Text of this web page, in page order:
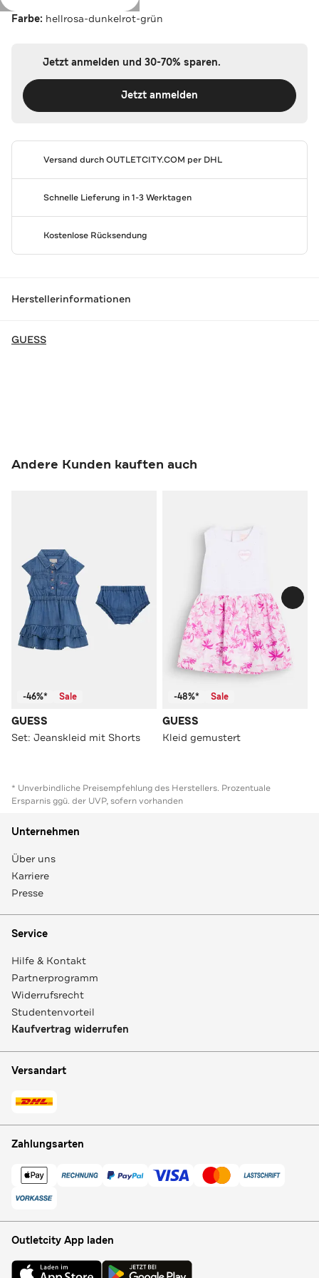
Farbe: hellrosa-dunkelrot-grün
Jetzt anmelden und 30-70% sparen.
Jetzt anmelden
Versand durchOUTLETCITY.COM per DHL
Schnelle Lieferung in 1-3 Werktagen
Kostenlose Rücksendung
Herstellerinformationen
GUESS
Andere Kunden kauften auch
-46%* Sale
GUESS
Set: Jeanskleid mit Shorts
-48%* Sale
GUESS
Kleid gemustert
* Unverbindliche Preisempfehlung des Herstellers. Prozentuale
Ersparnis ggü. der UVP, sofern vorhanden
Unternehmen
Über uns
Karriere
Presse
Service
Hilfe & Kontakt
Partnerprogramm
Widerrufsrecht
Studentenvorteil
Kaufvertrag widerrufen
Versandart
Zahlungsarten
Outletcity App laden